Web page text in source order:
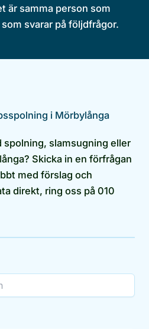
är samma person som
svarar på följdfrågor.
i Mörbylånga
spolning, slamsugning eller
Skicka in en förfrågan
med förslag och
direkt, ring oss på 010